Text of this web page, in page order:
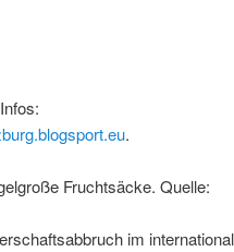
.
Fruchtsäcke. Quelle:
im